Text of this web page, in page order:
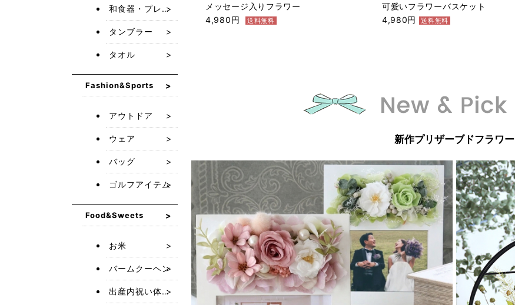
メッセージ入りフラワー
4,980円
送料無料
可愛いフラワーバスケット
4,980円
送料無料
新作プリザーブドフラワー
和食器・プレート・皿
タンブラー
タオル
Fashion&Sports
アウトドア
ウェア
バッグ
ゴルフアイテム
Food&Sweets
お米
バームクーヘン
出産内祝い体重米